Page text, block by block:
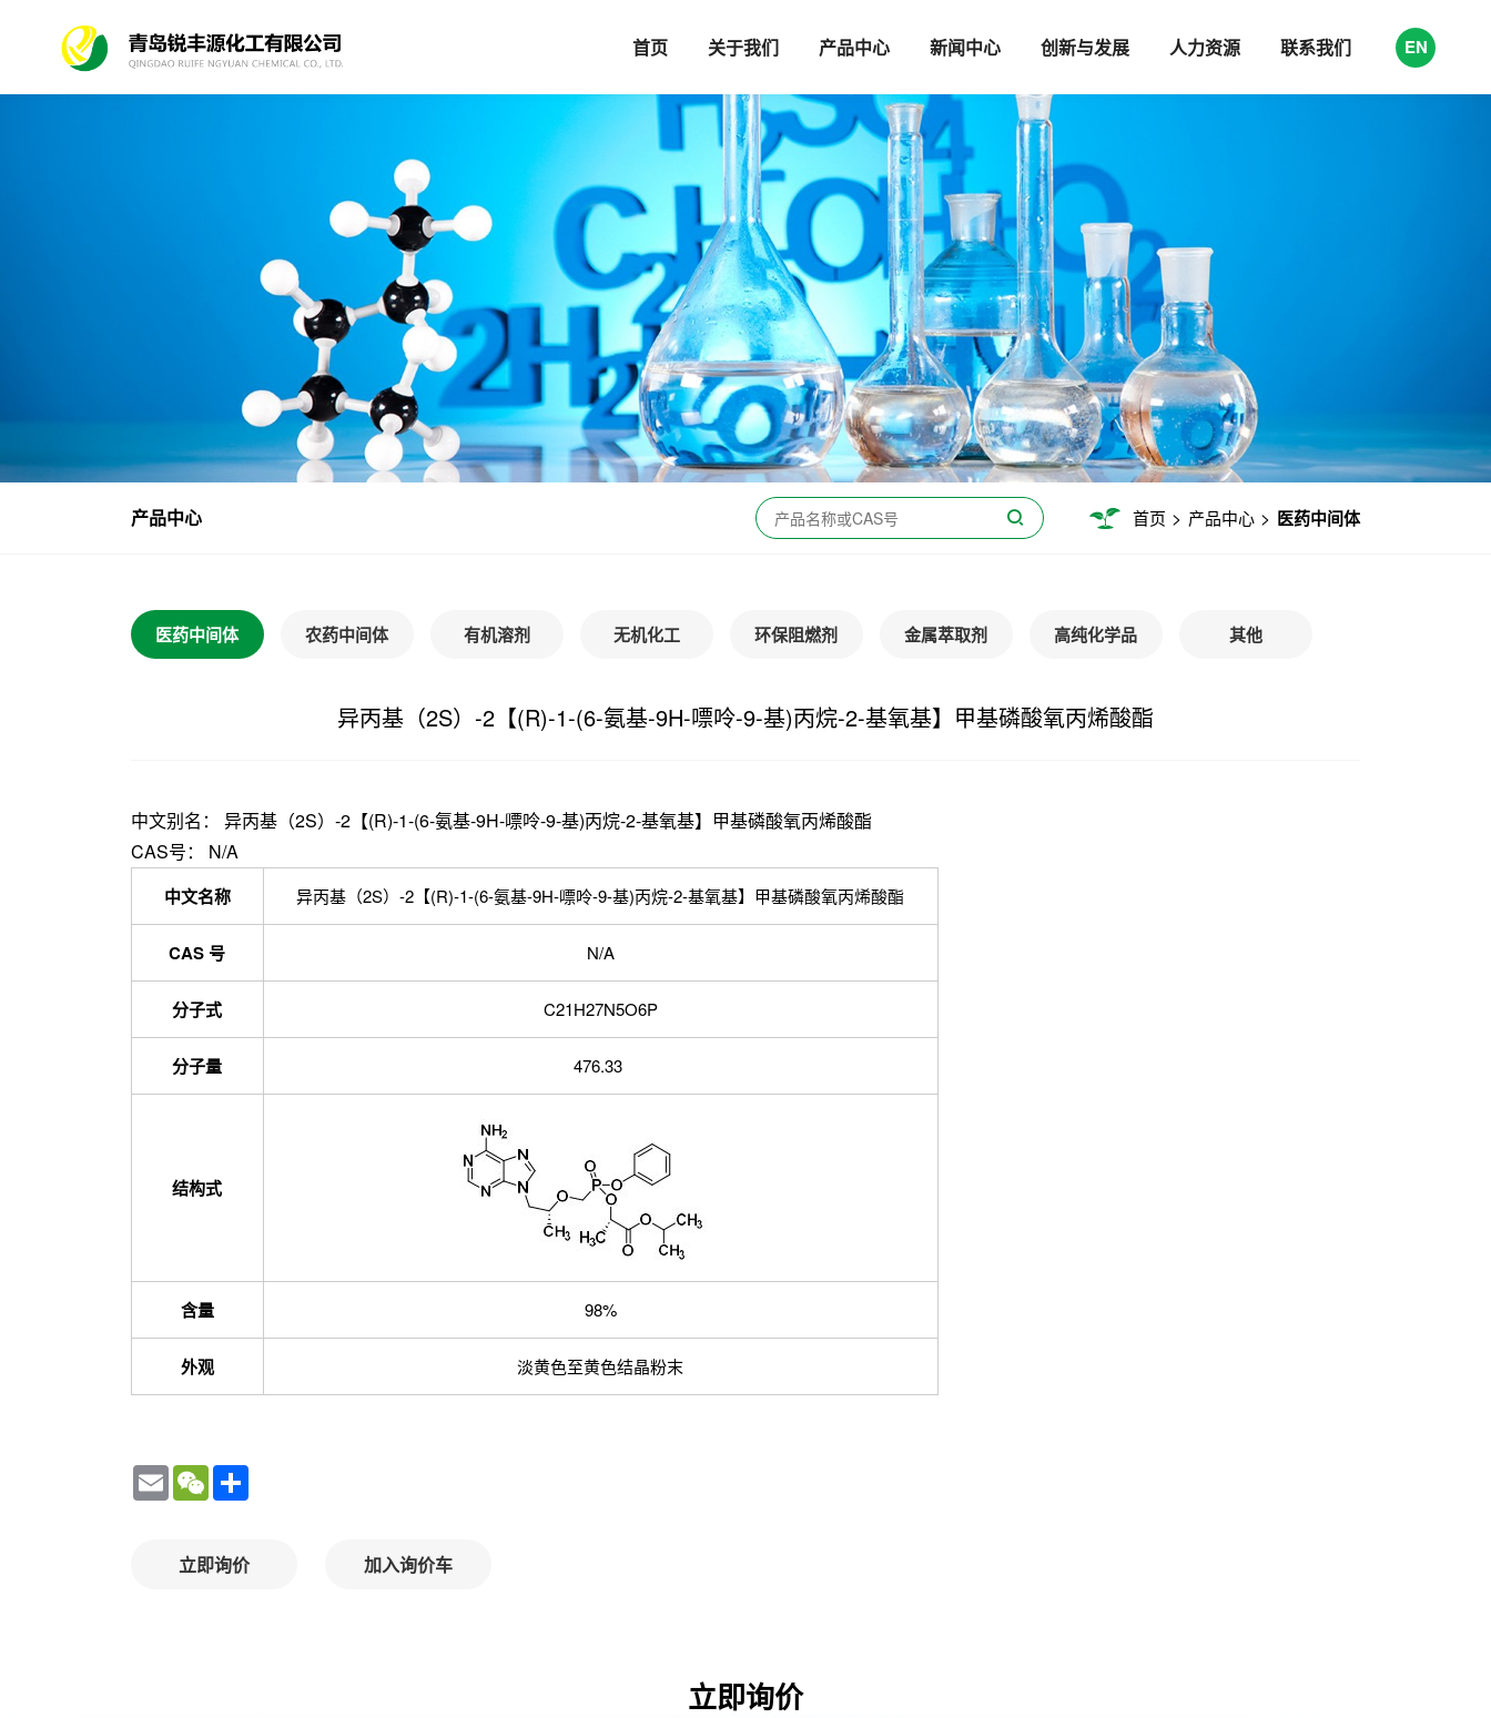
首页 关于我们 产品中心 新闻中心 创新与发展 人力资源 联系我们 EN
产品中心 首页 > 产品中心 > 医药中间体
医药中间体 农药中间体 有机溶剂 无机化工 环保阻燃剂 金属萃取剂 高纯化学品 其他
异丙基（2S）-2【(R)-1-(6-氨基-9H-嘌呤-9-基)丙烷-2-基氧基】甲基磷酸氧丙烯酸酯
中文别名： 异丙基（2S）-2【(R)-1-(6-氨基-9H-嘌呤-9-基)丙烷-2-基氧基】甲基磷酸氧丙烯酸酯
CAS号： N/A
中文名称 异丙基（2S）-2【(R)-1-(6-氨基-9H-嘌呤-9-基)丙烷-2-基氧基】甲基磷酸氧丙烯酸酯
CAS 号 N/A
分子式 C21H27N5O6P
分子量 476.33
结构式
含量 98%
外观 淡黄色至黄色结晶粉末
EmailWeChatShare
立即询价 加入询价车
立即询价